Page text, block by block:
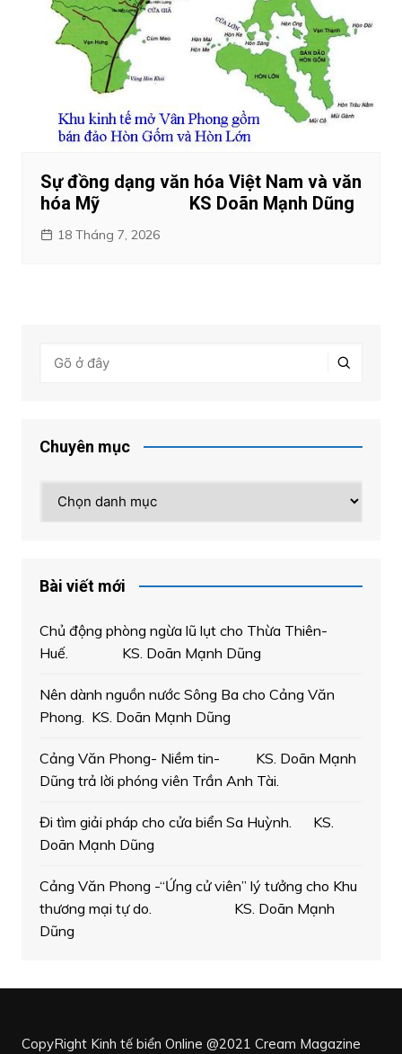
Sự đồng dạng văn hóa Việt Nam và văn
hóa Mỹ KS Doãn Mạnh Dũng
18 Tháng 7, 2026
Chuyên mục
mục
Bài viết mới
Chủ động phòng ngừa lũ lụt cho Thừa Thiên-
Huế. KS. Doãn Mạnh Dũng
Nên dành nguồn nước Sông Ba cho Cảng Văn
Phong. KS. Doãn Mạnh Dũng
Cảng Văn Phong- Niềm tin- KS. Doãn Mạnh
Dũng trả lời phóng viên Trần Anh Tài.
Đi tìm giải pháp cho cửa biển Sa Huỳnh. KS.
Doãn Mạnh Dũng
Cảng Văn Phong -“Ứng cử viên” lý tưởng cho Khu
thương mại tự do. KS. Doãn Mạnh
Dũng
CopyRight Kinh tế biển Online @2021 Cream Magazine